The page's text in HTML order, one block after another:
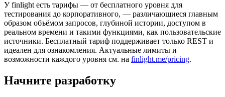
У finlight есть тарифы — от бесплатного уровня для
тестирования до корпоративного, — различающиеся главным
образом объёмом запросов, глубиной истории, доступом в
реальном времени и такими функциями, как пользовательские
источники. Бесплатный тариф поддерживает только REST и
идеален для ознакомления. Актуальные лимиты и
возможности каждого уровня см. на finlight.me/pricing.
Начните разработку